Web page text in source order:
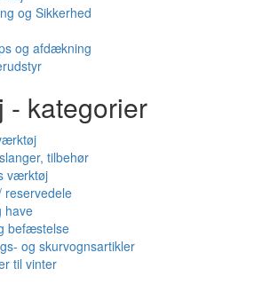
og Sikkerhed
og afdækning
kategorier
tilbehør
værktøj
reservedele
have
befæstelse
og skurvognsartikler
til vinter